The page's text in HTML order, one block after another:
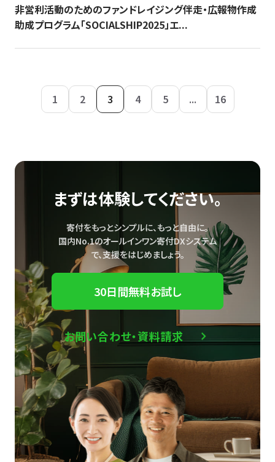
非営利活動のためのファンドレイジング伴走・広報物作成
助成プログラム「SOCIALSHIP2025」エ...
1 2 3 4 5 ... 16
まずは体験してください。
寄付をもっとシンプルに、もっと自由に。
国内No.1のオールインワン寄付DXシステム
で、支援をはじめましょう。
30日間無料お試し
お問い合わせ・資料請求